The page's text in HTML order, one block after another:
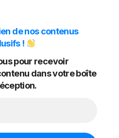
de nos contenus
!
pour recevoir
dans votre boîte